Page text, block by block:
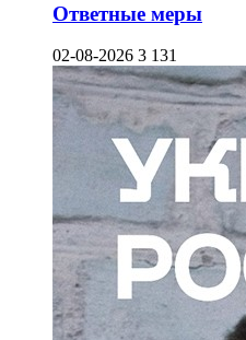
Ответные меры
02-08-2026 3 131